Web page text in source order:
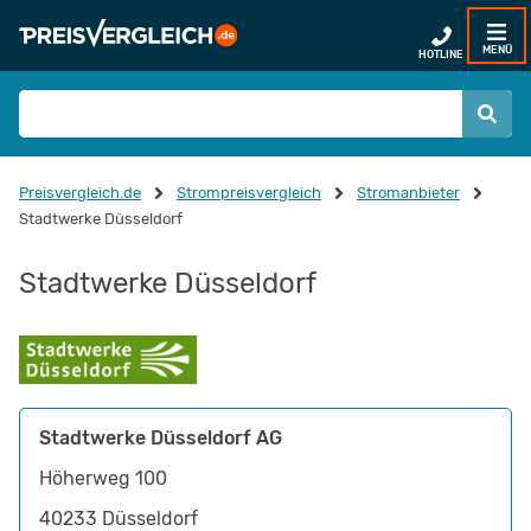
HOTLINE MENÜ
Preisvergleich.de Strompreisvergleich
Stromanbieter
Stadtwerke Düsseldorf
Stadtwerke Düsseldorf
Stadtwerke Düsseldorf AG
Höherweg 100
40233 Düsseldorf